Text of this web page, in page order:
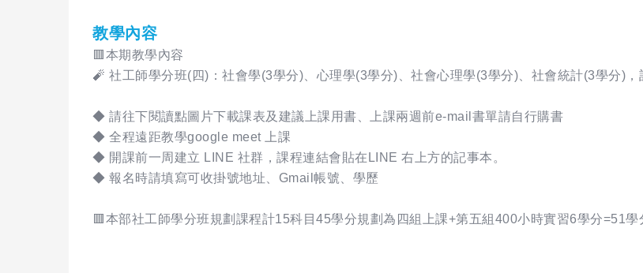
教學內容
🟥本期教學內容
🧨 社工師學分班(四)：社會學(3學分)、心理學(3學分)、社會心理學(3學分)、社會統計(3學分)，
◆ 請往下閱讀點圖片下載課表及建議上課用書、上課兩週前e-mail書單請自行購書
◆ 全程遠距教學google meet 上課
◆ 開課前一周建立 LINE 社群，課程連結會貼在LINE 右上方的記事本。
◆ 報名時請填寫可收掛號地址、Gmail帳號、學歷
🟥本部社工師學分班規劃課程計15科目45學分規劃為四組上課+第五組400小時實習6學分=51學